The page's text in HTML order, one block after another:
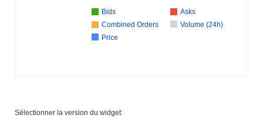
Bids
Asks
Combined Orders
Volume (24h)
Price
Sélectionner la version du widget: